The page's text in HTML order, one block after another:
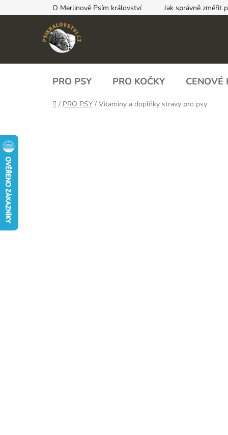
na
O Merlinově Psím království Jak správně změřit
PRO PSY PRO KOČKY CENOVÉ
Domů
/ PRO PSY / Vitaminy a doplňky stravy pro psy